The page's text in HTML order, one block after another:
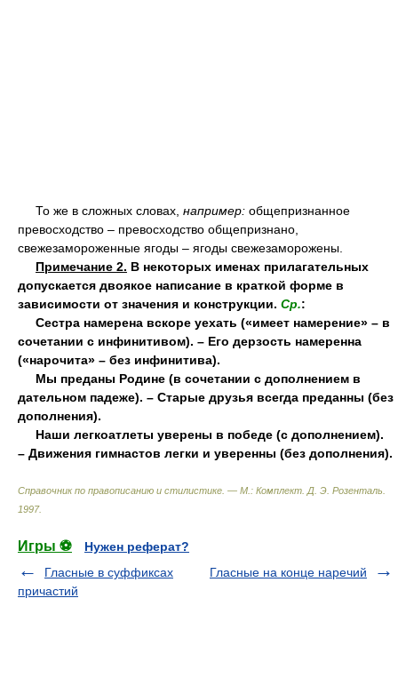
То же в сложных словах, например: общепризнанное
превосходство – превосходство общепризнано,
свежезамороженные ягоды – ягоды свежезаморожены.
Примечание 2. В некоторых именах прилагательных
допускается двоякое написание в краткой форме в
зависимости от значения и конструкции. Ср.:
Сестра намерена вскоре уехать («имеет намерение» – в
сочетании с инфинитивом). – Его дерзость намеренна
(«нарочита» – без инфинитива).
Мы преданы Родине (в сочетании с дополнением в
дательном падеже). – Старые друзья всегда преданны (без
дополнения).
Наши легкоатлеты уверены в победе (с дополнением).
– Движения гимнастов легки и уверенны (без дополнения).
Справочник по правописанию и стилистике. — М.: Комплект Д. Э. Розенталь
1997.
Игры ⚽
Нужен реферат?
Гласные в суффиксах
причастий
Гласные на конце наречий